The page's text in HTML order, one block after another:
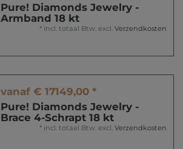
Pure! Diamonds Jewelry -
Armband 18 kt
* incl. totaal Btw. excl. Verzendkosten
vanaf € 17149,00 *
Pure! Diamonds Jewelry -
Brace 4-Schrapt 18 kt
* incl. totaal Btw. excl. Verzendkosten